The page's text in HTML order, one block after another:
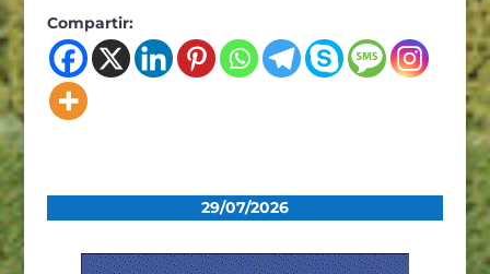
Compartir:
29/07/2026